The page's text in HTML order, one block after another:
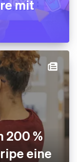
mit
200 %
eine